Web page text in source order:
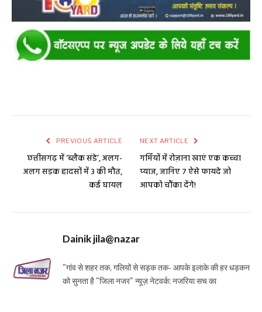
PREVIOUS ARTICLE
छत्तीसगढ़ में ‘ब्लैक संडे’, अलग-
अलग सड़क हादसों में 3 की मौत,
कई घायल
NEXT ARTICLE
गर्मियों में रोज़ाना खाएं एक कच्‍चा
प्‍याज, जानिए 7 ऐसे फायदे जो
आपको चौंका देंगे!
Dainik jila@nazar
"गांव से शहर तक, गलियों से सड़क तक- आपके इलाके की हर धड़कन
को सुनता है "जिला नजर" न्यूज़ नेटवर्क: नजरिया सच का